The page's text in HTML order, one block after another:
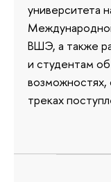
университета
ВШЭ, а также
и студентам
возможностях,
треках